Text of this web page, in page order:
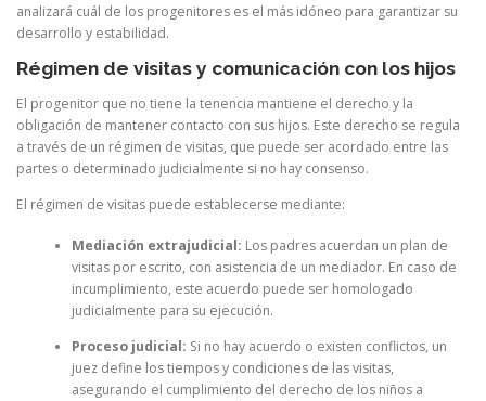
analizará cuál de los progenitores es el más idóneo para garantizar su
desarrollo y estabilidad.
Régimen de visitas y comunicación con los hijos
El progenitor que no tiene la tenencia mantiene el derecho y la
obligación de mantener contacto con sus hijos. Este derecho se regula
a través de un régimen de visitas, que puede ser acordado entre las
partes o determinado judicialmente si no hay consenso.
El régimen de visitas puede establecerse mediante:
Mediación extrajudicial: Los padres acuerdan un plan de
visitas por escrito, con asistencia de un mediador. En caso de
incumplimiento, este acuerdo puede ser homologado
judicialmente para su ejecución.
Proceso judicial: Si no hay acuerdo o existen conflictos, un
juez define los tiempos y condiciones de las visitas,
asegurando el cumplimiento del derecho de los niños a